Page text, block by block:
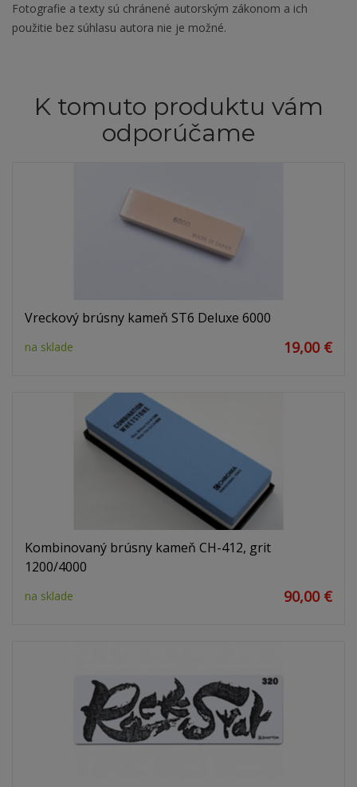
Fotografie a texty sú chránené autorským zákonom a ich
použitie bez súhlasu autora nie je možné.
K tomuto produktu vám
odporúčame
Vreckový brúsny kameň ST6 Deluxe 6000
na sklade 19,00 €
Kombinovaný brúsny kameň CH-412, grit
1200/4000
na sklade 90,00 €